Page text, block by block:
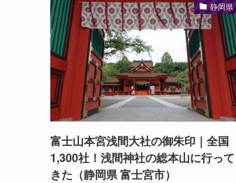
静岡県
富士山本宮浅間大社の御朱印｜全国
1,300社！浅間神社の総本山に行って
きた（静岡県 富士宮市）